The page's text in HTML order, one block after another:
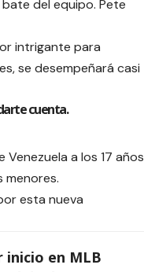
del equipo. Pete
intrigante para
se desempeñará casi
cuenta.
a los 17 años
menores.
esta nueva
inicio en MLB